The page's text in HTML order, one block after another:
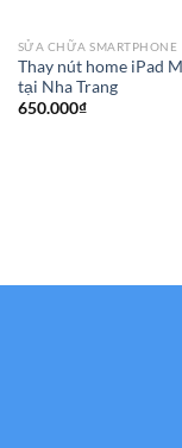
SỬA CHỮA SMARTPHONE
Thay nút home iPad
tại Nha Trang
650.000₫